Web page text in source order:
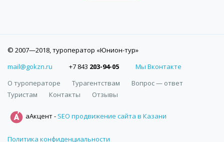
© 2007—2018, туроператор «Юнион-тур»
mail@gokzn.ru
+7 843 203-94-05
Мы Вконтакте
О туроператоре
Турагентствам
Вопрос — ответ
Туристам
Контакты Отзывы
аАкцент - SEO продвижение сайта в Казани
Политика конфиденциальности